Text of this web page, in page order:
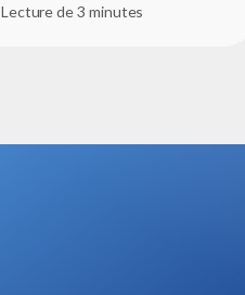
Lecture de 3 minutes